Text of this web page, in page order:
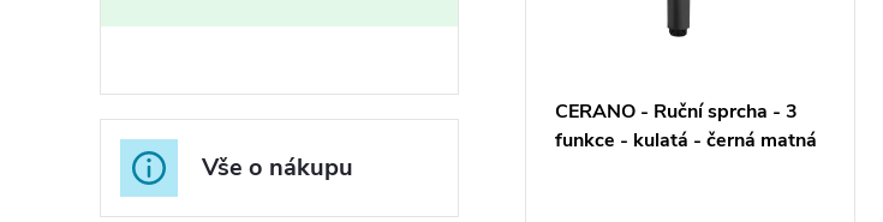
Vše o nákupu
CERANO - Ruční sprcha - 3
funkce - kulatá - černá matná